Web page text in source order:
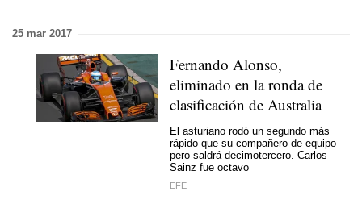
25 mar 2017
Fernando Alonso,
eliminado en la ronda de
clasificación de Australia
El asturiano rodó un segundo más
rápido que su compañero de equipo
pero saldrá decimotercero. Carlos
Sainz fue octavo
EFE